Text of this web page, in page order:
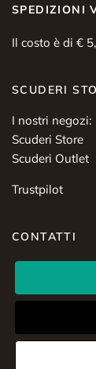
SPEDIZIONI
Il costo è di €
SCUDERI
I nostri negozi:
Scuderi Store
Scuderi Outlet
Trustpilot
CONTATTI